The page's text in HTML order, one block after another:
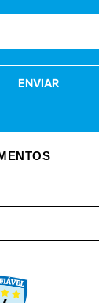
ENVIAR